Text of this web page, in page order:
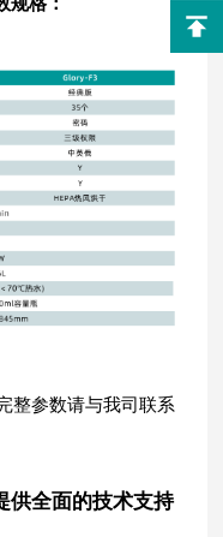
整参数请与我司联系
供全面的技术支持